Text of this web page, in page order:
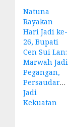
Natuna
Rayakan
Hari Jadi ke-
26, Bupati
Cen Sui Lan:
Marwah Jadi
Pegangan,
Persaudaraan
Jadi
Kekuatan